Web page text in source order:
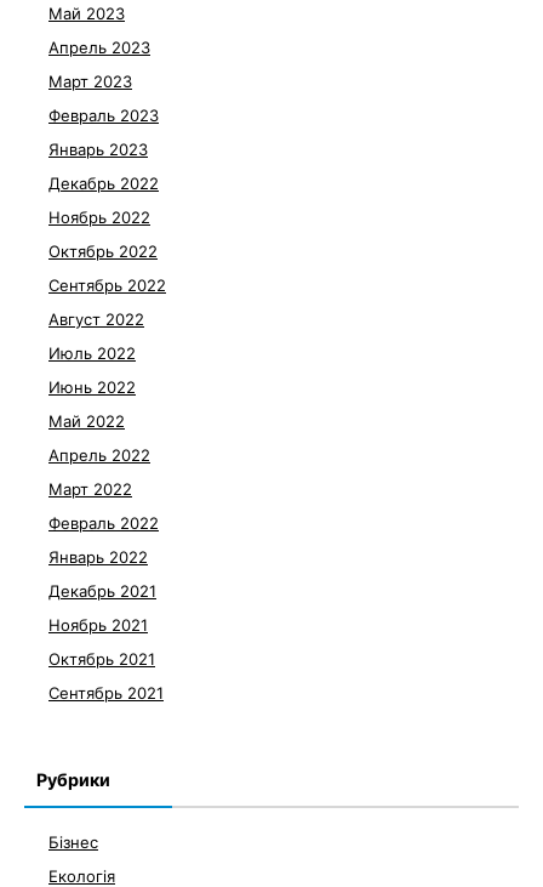
Май 2023
Апрель 2023
Март 2023
Февраль 2023
Январь 2023
Декабрь 2022
Ноябрь 2022
Октябрь 2022
Сентябрь 2022
Август 2022
Июль 2022
Июнь 2022
Май 2022
Апрель 2022
Март 2022
Февраль 2022
Январь 2022
Декабрь 2021
Ноябрь 2021
Октябрь 2021
Сентябрь 2021
Рубрики
Бізнес
Екологія